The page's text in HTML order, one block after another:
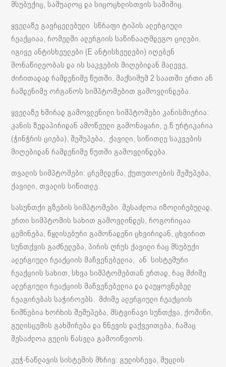
მსუბუქიც, საშუალოც და სიცოცხლისთვის საშიშიც.
ყველაზე გავრცელებული სწრაფი ტიპის ალერგიული
რეაქციაა, რომელში ალერგიის საწინააღმდეგო ცილები,
იგივე ანტისხეულები (E ანტისხეულები) იღებენ
მონაწილეობას და ის საკვების მიღებიდან მალევე,
ძირითადად რამდენიმე წუთში, მაქსიმუმ 2 საათში ერთი ან
რამდენიმე ორგანოს სიმპტომებით გამოვლინდება.
ყველაზე ხშირად გამოვლენილი სიმპტომები კანისმიერია:
კანის ზედაპირიდან ამოწეული გამონაყარი, ე.წ ურტიკარია
(ჭინჭრის ციება), შეშუპება, ქავილი, სიწითლე საკვების
მიღებიდან რამდენიმე წუთში გამოვლინდება.
თვალის სიმპტომები: ცრემლდენა, ქუთუთოების შეშუპება,
ქავილი, თვალის სიწითლე.
სასუნთქი გზების სიმპტომები შესაძლოა იზოლირებულად,
ერთი სიმპტომის სახით გამოვლინდეს, როგორიცაა
ცემინება, წყლისებური გამონადენი ცხვირიდან, ცხვირით
სუნთქვის გაძნელება, პირის ღრუს ქავილი რაც მსუბუქი
ალერგიული რეაქციის მაჩვენებელია, ან სისტემური
რეაქციის სახით, სხვა სიმპტომებთან ერთად, რაც მძიმე
ალერგიული რეაქციის მაჩვენებელია და დაუყოვნებელ
რეაგირებას საჭიროებს. მძიმე ალერგიული რეაქციის
ნიშნებია ხორხის შეშუპება, მსტვინავი სუნთქვა, ქოშინი,
გულისცემის გახშირება და წნევის დაქვეითება, რამაც
შესაძლოა გულის წასვლა გამოიწვიოს.
კუჭ-ნაწლავის სისტემის მხრივ: გულისრევა, მუცლის